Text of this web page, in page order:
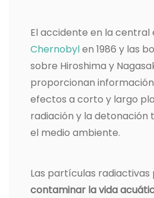
El accidente en la
Chernobylen 1986 y las
sobre Hiroshima y
proporcionan
efectos a corto y largo
radiación y la detonación
el medio ambiente.
Las partículas radiactivas
contaminar la vida